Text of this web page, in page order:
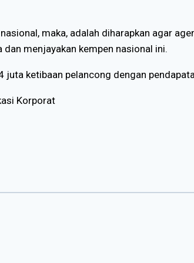
maka, adalah diharapkan agar
menjayakan kempen nasional ini.
ketibaan pelancong dengan
Korporat